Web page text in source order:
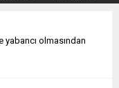
yabancı olmasından